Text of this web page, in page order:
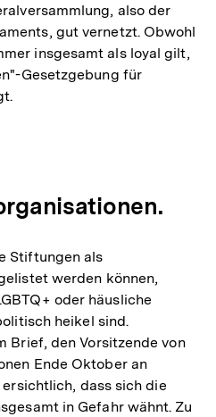
also der
gut vernetzt. Obwohl
insgesamt als loyal gilt,
Gesetzgebung für
Stiftungen als
werden können,
oder häusliche
heikel sind.
Brief, den Vorsitzende von
Ende Oktober an
dass sich die
in Gefahr wähnt. Zu